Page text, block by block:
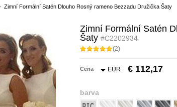
Zimní Formální Satén Dlouho Rosný rameno Bezzadu Družička Šaty
Zimní Formální Satén
Šaty #C2202934
(2)
Cena EUR € 112,17
barva